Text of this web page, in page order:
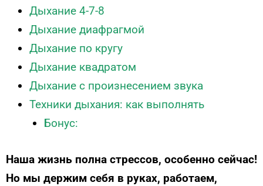
Дыхание 4-7-8
Дыхание диафрагмой
Дыхание по кругу
Дыхание квадратом
Дыхание с произнесением звука
Техники дыхания: как выполнять
Бонус:
Наша жизнь полна стрессов, особенно сейчас!
Но мы держим себя в руках, работаем,